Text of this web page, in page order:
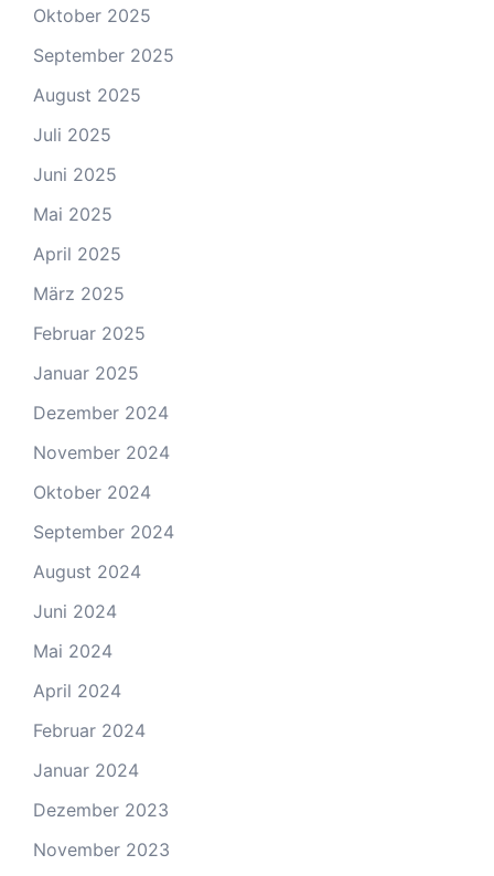
Oktober 2025
September 2025
August 2025
Juli 2025
Juni 2025
Mai 2025
April 2025
März 2025
Februar 2025
Januar 2025
Dezember 2024
November 2024
Oktober 2024
September 2024
August 2024
Juni 2024
Mai 2024
April 2024
Februar 2024
Januar 2024
Dezember 2023
November 2023